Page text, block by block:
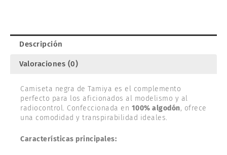
Descripción
Valoraciones (0)
Camiseta negra de Tamiya es el complemento
perfecto para los aficionados al modelismo y al
radiocontrol. Confeccionada en 100% algodón, ofrece
una comodidad y transpirabilidad ideales.
Características principales: